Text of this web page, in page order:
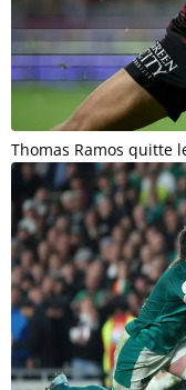
Thomas Ramos quitte